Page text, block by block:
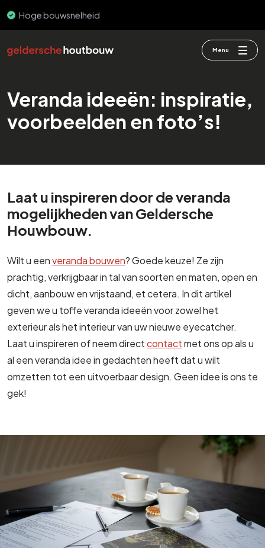
PEFC & FSC
Menu
Veranda ideeën: inspiratie,
voorbeelden en foto’s!
Laat u inspireren door de veranda
mogelijkheden van Geldersche
Houwbouw.
Wilt u eenveranda bouwen? Goede keuze! Ze zijn
prachtig, verkrijgbaar in tal van soorten en maten, open en
dicht, aanbouw en vrijstaand, et cetera. In dit artikel
geven we u toffe veranda ideeën voor zowel het
exterieur als het interieur van uw nieuwe eyecatcher.
Laat u inspireren of neem directcontactmet ons op als u
al een veranda idee in gedachten heeft dat u wilt
omzetten tot een uitvoerbaar design. Geen idee is ons te
gek!